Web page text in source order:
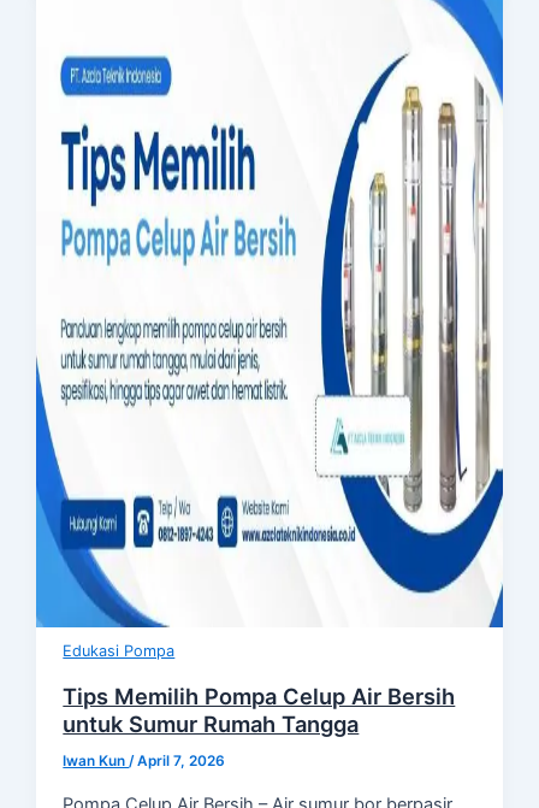
Edukasi Pompa
Tips Memilih Pompa Celup Air Bersih
untuk Sumur Rumah Tangga
Iwan Kun/April 7, 2026